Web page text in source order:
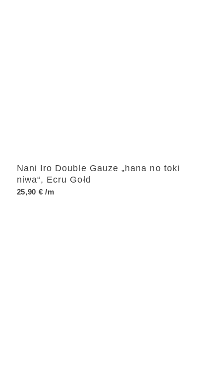
Nani Iro Double Gauze „hana no toki
niwa“, Ecru Gołd
25,90 € /m